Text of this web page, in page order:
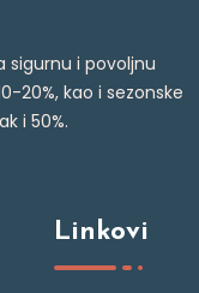
sigurnu i povoljnu
20%, kao i sezonske
i 50%.
Linkovi